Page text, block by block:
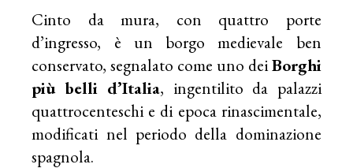
Cinto da mura, con quattro porte
d’ingresso, è un borgo medievale ben
conservato, segnalato come uno deiBorghi
più belli d’Italia, ingentilito da palazzi
quattrocenteschi e di epoca rinascimentale,
modificati nel periodo della dominazione
spagnola.